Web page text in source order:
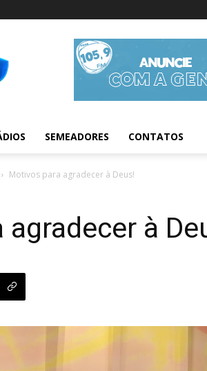
SEMEADORES CONTATOS
Motivos para agradecer à Deus!
à